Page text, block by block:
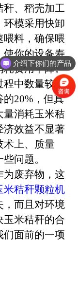
秆、稻壳加工
环模采用快卸
喂料，确保喂
使你的设备寿
耗费用下降。
程中数量较大
的20%，但真
量消耗玉米秸
济效益不显著
术上、质量
问题。
为废弃物，这
米秸秆颗粒机
，而且对环境
玉米秸秆的合
们面前的一项
介绍下你们的产品